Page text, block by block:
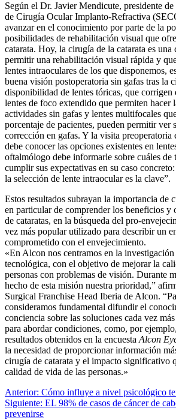
Según el Dr. Javier Mendicute, presidente
de Cirugía Ocular Implanto-Refractiva
avanzar en el conocimiento por parte de la
posibilidades de rehabilitación visual que
catarata. Hoy, la cirugía de la catarata es una
permitir una rehabilitación visual rápida y
lentes intraoculares de los que disponemos,
buena visión postoperatoria sin gafas tras la
disponibilidad de lentes tóricas, que corrigen
lentes de foco extendido que permiten hacer
actividades sin gafas y lentes multifocales
porcentaje de pacientes, pueden permitir ver
corrección en gafas. Y la visita preoperatoria
debe conocer las opciones existentes en
oftalmólogo debe informarle sobre cuáles de
cumplir sus expectativas en su caso
la selección de lente intraocular es la clave”.
Estos resultados subrayan la importancia de
en particular de comprender los beneficios y
de cataratas, en la búsqueda del pro-
vez más popular utilizado para describir un
comprometido con el envejecimiento.
«En Alcon nos centramos en la
tecnológica, con el objetivo de mejorar la
personas con problemas de visión. Durante
hecho de esta misión nuestra prioridad,”
Surgical Franchise Head Iberia de Alcon.
consideramos fundamental difundir el
conciencia sobre las soluciones cada vez
para abordar condiciones, como, por
resultados obtenidos en la encuesta Alcon
la necesidad de proporcionar información
cirugía de catarata y el impacto significativo
calidad de vida de las personas.»
Navegación
de
Anterior: Cómo influye a nivel psicológico
Siguiente: EL 98% de casos de cáncer de
prevenirse